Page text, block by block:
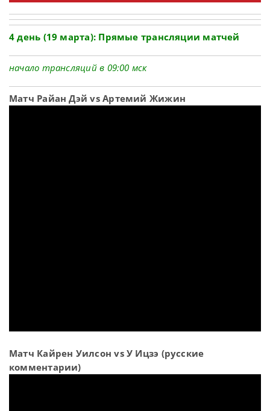
4 день (19 марта): Прямые трансляции матчей
начало трансляций в 09:00 мск
Матч Райан Дэй vs Артемий Жижин
Матч Кайрен Уилсон vs У Ицзэ (русские
комментарии)